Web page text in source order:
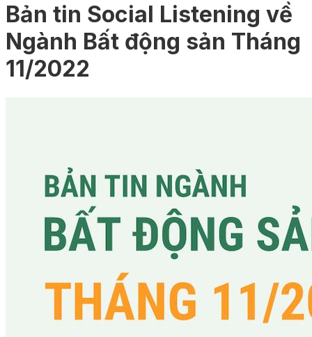
Bản tin Social Listening về
Ngành Bất động sản Tháng
11/2022